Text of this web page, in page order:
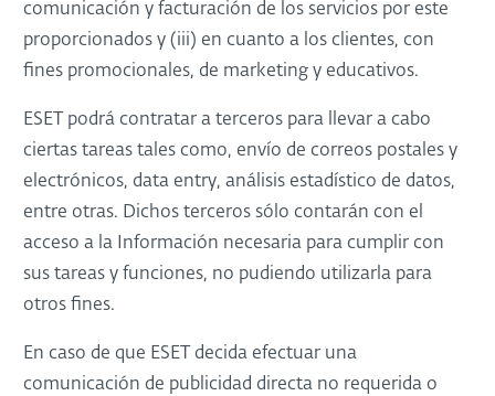
comunicación y facturación de los servicios por este
proporcionados y (iii) en cuanto a los clientes, con
fines promocionales, de marketing y educativos.
ESET podrá contratar a terceros para llevar a cabo
ciertas tareas tales como, envío de correos postales y
electrónicos, data entry, análisis estadístico de datos,
entre otras. Dichos terceros sólo contarán con el
acceso a la Información necesaria para cumplir con
sus tareas y funciones, no pudiendo utilizarla para
otros fines.
En caso de que ESET decida efectuar una
comunicación de publicidad directa no requerida o